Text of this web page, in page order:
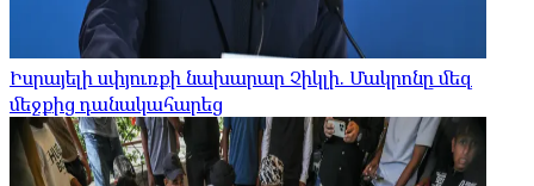
Իսրայելի սփյուռքի նախարար Չիկլի. Մակրոնը մեզ
մեջքից դանակահարեց